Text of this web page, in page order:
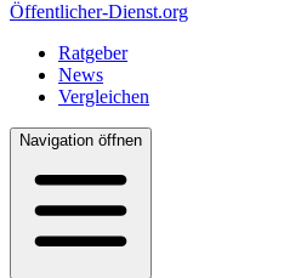
Öffentlicher-Dienst.org
Ratgeber
News
Vergleichen
Navigation öffnen